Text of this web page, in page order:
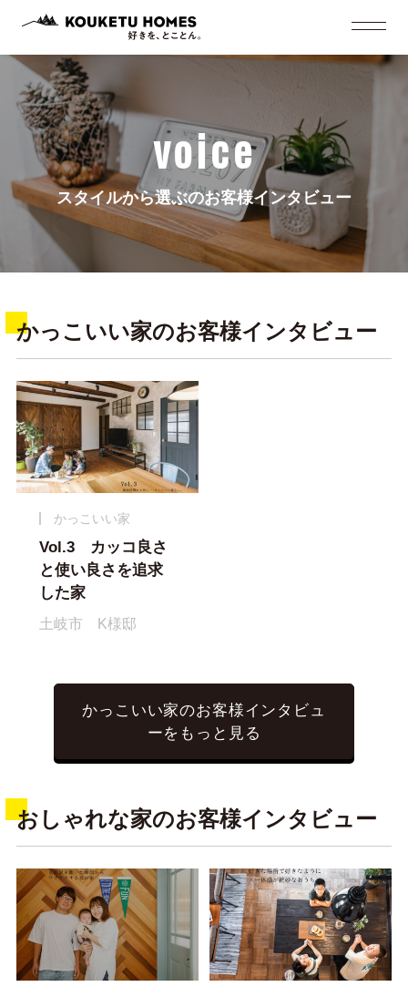
voice
スタイルから選ぶのお客様インタビュー
かっこいい家のお客様インタビュー
かっこいい家
Vol.3 カッコ良さ
と使い良さを追求
した家
土岐市 K様邸
かっこいい家のお客様インタビュ
ーをもっと見る
おしゃれな家のお客様インタビュー